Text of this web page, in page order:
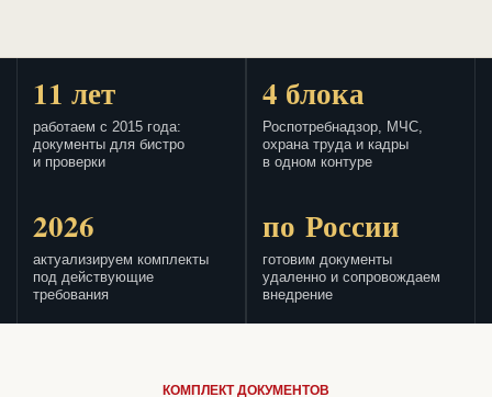
11 лет
работаем с 2015 года:
документы для бистро
и проверки
4 блока
Роспотребнадзор, МЧС,
охрана труда и кадры
в одном контуре
2026
актуализируем комплекты
под действующие
требования
по России
готовим документы
удаленно и сопровождаем
внедрение
КОМПЛЕКТ ДОКУМЕНТОВ